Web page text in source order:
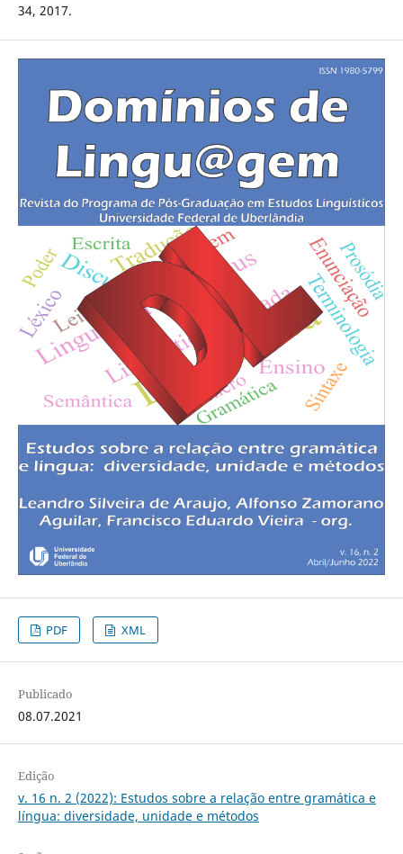
34, 2017.
PDF XML
Publicado
08.07.2021
Edição
v. 16 n. 2 (2022): Estudos sobre a relação entre gramática e
língua: diversidade, unidade e métodos